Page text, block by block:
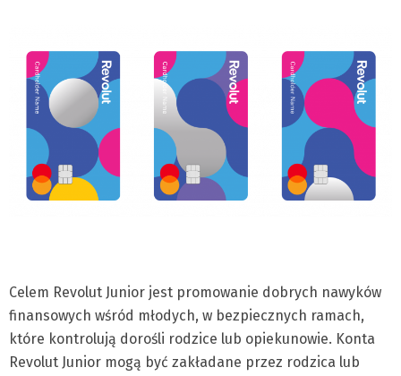
Celem Revolut Junior jest promowanie dobrych nawyków
finansowych wśród młodych, w bezpiecznych ramach,
które kontrolują dorośli rodzice lub opiekunowie. Konta
Revolut Junior mogą być zakładane przez rodzica lub